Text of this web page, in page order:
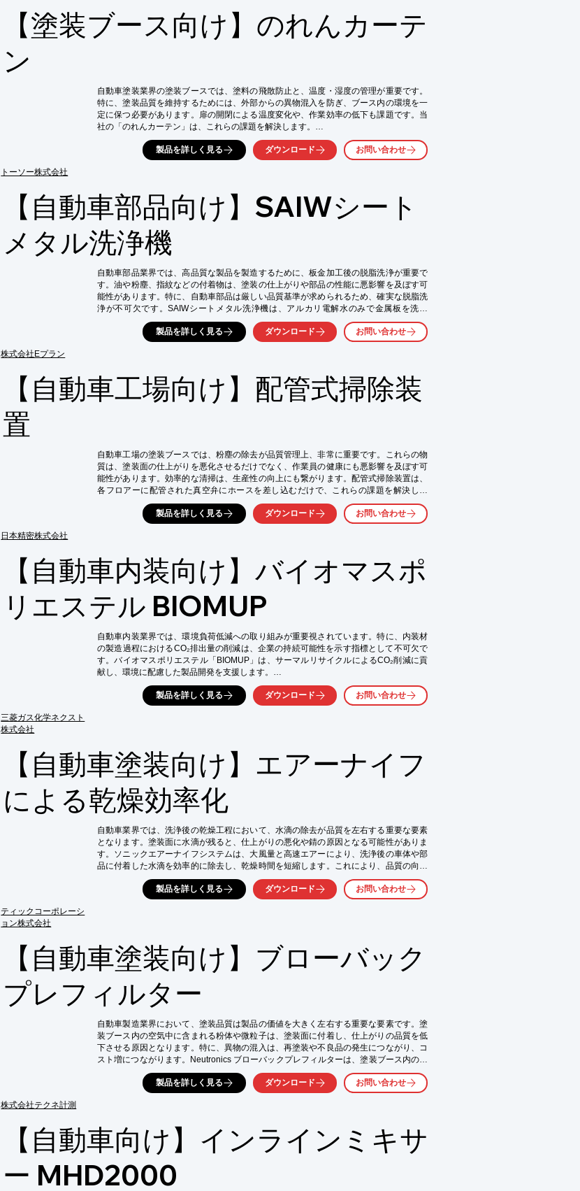
【塗装に必要な機器が1つに】
・オイルブース：オイルブース専用　TABO-OIL使用
・スワニスト標準インストール：ティーチングアシスタントソフトウエア
【塗装ブース向け】のれんカーテ
ン
トーソー株式会社
自動車塗装業界の塗装ブースでは、塗料の飛散防止と、温度・湿度の管理が重要です。
特に、塗装品質を維持するためには、外部からの異物混入を防ぎ、ブース内の環境を一
定に保つ必要があります。扉の開閉による温度変化や、作業効率の低下も課題です。当
社の「のれんカーテン」は、これらの課題を解決します。
【活用シーン】
・塗装ブースの出入口
【導入の効果】
・扉の開閉操作が不要になり、作業効率が向上
・室内の温度・湿度を保ち、塗装品質を安定化
・省エネ効果を発揮
製品を詳しく見る ダウンロード お問い合わせ
【自動車部品向け】SAIWシート
メタル洗浄機
株式会社Eプラン
自動車部品業界では、高品質な製品を製造するために、板金加工後の脱脂洗浄が重要で
す。油や粉塵、指紋などの付着物は、塗装の仕上がりや部品の性能に悪影響を及ぼす可
能性があります。特に、自動車部品は厳しい品質基準が求められるため、確実な脱脂洗
浄が不可欠です。SAIWシートメタル洗浄機は、アルカリ電解水のみで金属板を洗浄
し、次工程の品質向上に貢献します。
【活用シーン】
・粉塵や指紋の除去
【導入の効果】
製品を詳しく見る ダウンロード お問い合わせ
【自動車工場向け】配管式掃除装
置
日本精密株式会社
自動車工場の塗装ブースでは、粉塵の除去が品質管理上、非常に重要です。これらの物
質は、塗装面の仕上がりを悪化させるだけでなく、作業員の健康にも悪影響を及ぼす可
能性があります。効率的な清掃は、生産性の向上にも繋がります。配管式掃除装置は、
各フロアーに配管された真空弁にホースを差し込むだけで、これらの課題を解決しま
【活用シーン】
・その他、工場内の清掃
【導入の効果】
・作業員の負担軽減
・塗装品質の向上
製品を詳しく見る ダウンロード お問い合わせ
【自動車内装向け】バイオマスポ
リエステル BIOMUP
三菱ガス化学ネクスト
株式会社
自動車内装業界では、環境負荷低減への取り組みが重要視されています。特に、内装材
の製造過程におけるCO₂排出量の削減は、企業の持続可能性を示す指標として不可欠で
す。バイオマスポリエステル「BIOMUP」は、サーマルリサイクルによるCO₂削減に貢
献し、環境に配慮した製品開発を支援します。
【活用シーン】
・自動車内装部品（ダッシュボード、ドアトリムなど）
【導入の効果】
・環境負荷低減への貢献
・企業のCSR向上
・SDGsへの貢献
製品を詳しく見る ダウンロード お問い合わせ
【自動車塗装向け】エアーナイフ
による乾燥効率化
ティックコーポレーシ
ョン株式会社
自動車業界では、洗浄後の乾燥工程において、水滴の除去が品質を左右する重要な要素
となります。塗装面に水滴が残ると、仕上がりの悪化や錆の原因となる可能性がありま
す。ソニックエアーナイフシステムは、大風量と高速エアーにより、洗浄後の車体や部
品に付着した水滴を効率的に除去し、乾燥時間を短縮します。これにより、品質の向上
と生産性の向上が期待できます。
【活用シーン】
【導入の効果】
・品質の向上
・乾燥時間の短縮
・生産性の向上
・コスト削減
製品を詳しく見る ダウンロード お問い合わせ
【自動車塗装向け】ブローバック
プレフィルター
株式会社テクネ計測
自動車製造業界において、塗装品質は製品の価値を大きく左右する重要な要素です。塗
装ブース内の空気中に含まれる粉体や微粒子は、塗装面に付着し、仕上がりの品質を低
下させる原因となります。特に、異物の混入は、再塗装や不良品の発生につながり、コ
スト増につながります。Neutronics ブローバックプレフィルターは、塗装ブース内の空
気を清浄化し、塗装品質の向上に貢献します。
【活用シーン】
・塗料供給システム
【導入の効果】
・塗装不良の低減
・メンテナンス頻度の削減
・製品品質の向上
製品を詳しく見る ダウンロード お問い合わせ
【自動車向け】インラインミキサ
ー MHD2000